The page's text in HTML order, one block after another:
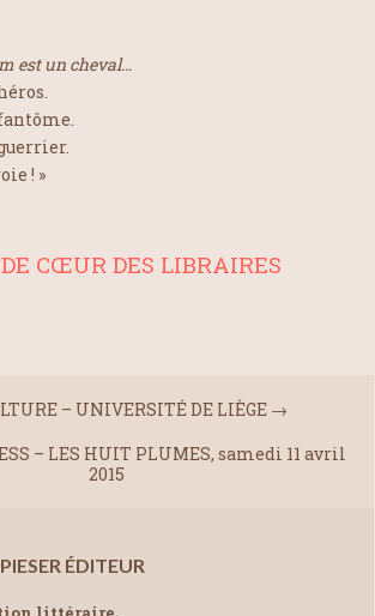
est un cheval…
! »
CŒUR DES LIBRAIRES
– UNIVERSITÉ DE LIÈGE →
– LES HUIT PLUMES, samedi 11 avril
2015
ÉDITEUR